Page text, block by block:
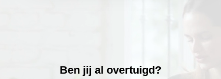
Ben jij al overtuigd?